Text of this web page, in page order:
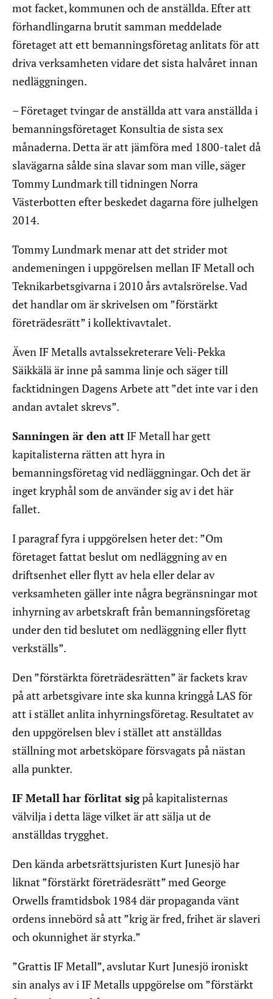
mot facket, kommunen och de anställda. Efter att
förhandlingarna brutit samman meddelade
företaget att ett bemanningsföretag anlitats för att
driva verksamheten vidare det sista halvåret innan
nedläggningen.
– Företaget tvingar de anställda att vara anställda i
bemanningsföretaget Konsultia de sista sex
månaderna. Detta är att jämföra med 1800-talet då
slavägarna sålde sina slavar som man ville, säger
Tommy Lundmark till tidningen Norra
Västerbotten efter beskedet dagarna före julhelgen
2014.
Tommy Lundmark menar att det strider mot
andemeningen i uppgörelsen mellan IF Metall och
Teknikarbetsgivarna i 2010 års avtalsrörelse. Vad
det handlar om är skrivelsen om ”förstärkt
företrädesrätt” i kollektivavtalet.
Även IF Metalls avtalssekreterare Veli-Pekka
Säikkälä är inne på samma linje och säger till
facktidningen Dagens Arbete att ”det inte var i den
andan avtalet skrevs”.
Sanningen är den att IF Metall har gett
kapitalisterna rätten att hyra in
bemanningsföretag vid nedläggningar. Och det är
inget kryphål som de använder sig av i det här
fallet.
I paragraf fyra i uppgörelsen heter det: ”Om
företaget fattat beslut om nedläggning av en
driftsenhet eller flytt av hela eller delar av
verksamheten gäller inte några begränsningar mot
inhyrning av arbetskraft från bemanningsföretag
under den tid beslutet om nedläggning eller flytt
verkställs”.
Den ”förstärkta företrädesrätten” är fackets krav
på att arbetsgivare inte ska kunna kringgå LAS för
att i stället anlita inhyrningsföretag. Resultatet av
den uppgörelsen blev i stället att anställdas
ställning mot arbetsköpare försvagats på nästan
alla punkter.
IF Metall har förlitat sigpå kapitalisternas
välvilja i detta läge vilket är att sälja ut de
anställdas trygghet.
Den kända arbetsrättsjuristen Kurt Junesjö har
liknat ”förstärkt företrädesrätt” med George
Orwells framtidsbok 1984 där propaganda vänt
ordens innebörd så att ”krig är fred, frihet är slaveri
och okunnighet är styrka.”
”Grattis IF Metall”, avslutar Kurt Junesjö ironiskt
sin analys av i IF Metalls uppgörelse om ”förstärkt